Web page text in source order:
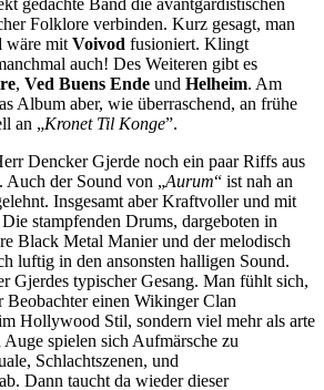
gedachte Band die avantgardistischen
Folklore verbinden. Kurz gesagt, man
wäre mitVoivod fusioniert. Klingt
auch! Des Weiteren gibt es
, Ved Buens Ende und Helheim. Am
Album aber, wie überraschend, an frühe
an „Kronet Til Konge”.
Dencker Gjerde noch ein paar Riffs aus
Auch der Sound von „Aurum“ ist nah an
Insgesamt aber Kraftvoller und mit
stampfenden Drums, dargeboten in
Black Metal Manier und der melodisch
luftig in den ansonsten halligen Sound.
Gjerdes typischer Gesang. Man fühlt sich,
Beobachter einen Wikinger Clan
Hollywood Stil, sondern viel mehr als arte
spielen sich Aufmärsche zu
Schlachtszenen, und
Dann taucht da wieder dieser